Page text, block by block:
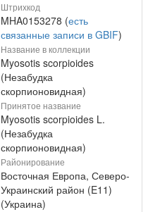
Штрихкод
MHA0153278 (есть
связанные записи в GBIF)
Название в коллекции
Myosotis scorpioides
(Незабудка
скорпионовидная)
Принятое название
Myosotis scorpioides L.
(Незабудка
скорпионовидная)
Районирование
Восточная Европа, Северо-
Украинский район (E11)
(Украина)